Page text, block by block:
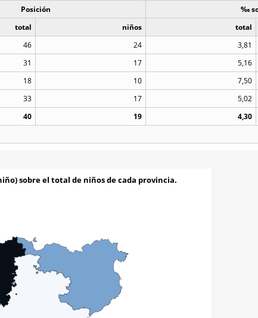
Posición
‰
total niños total
46 24 3,81
31 17 5,16
18 10 7,50
33 17 5,02
40 19 4,30